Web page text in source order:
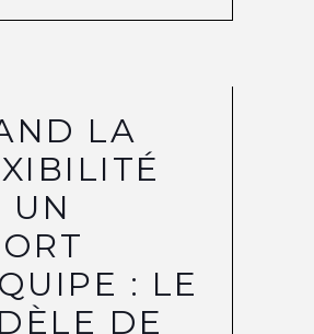
LA
UN
: LE
DE